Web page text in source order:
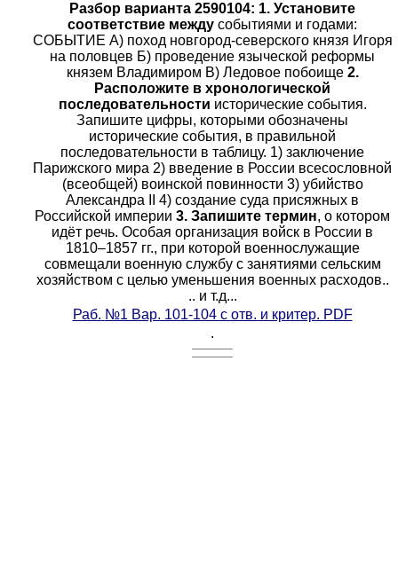
Разбор варианта 2590104: 1. Установите
соответствие между событиями и годами:
СОБЫТИЕ A) поход новгород-северского князя Игоря
на половцев Б) проведение языческой реформы
князем Владимиром B) Ледовое побоище 2.
Расположите в хронологической
последовательности исторические события.
Запишите цифры, которыми обозначены
исторические события, в правильной
последовательности в таблицу. 1) заключение
Парижского мира 2) введение в России всесословной
(всеобщей) воинской повинности 3) убийство
Александра II 4) создание суда присяжных в
Российской империи 3. Запишите термин, о котором
идёт речь. Особая организация войск в России в
1810–1857 гг., при которой военнослужащие
совмещали военную службу с занятиями сельским
хозяйством с целью уменьшения военных расходов..
.. и т.д...
Раб. №1 Вар. 101-104 с отв. и критер. PDF
.